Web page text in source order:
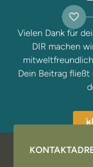
Vielen Dank für
DIR machen
Dein Beitrag